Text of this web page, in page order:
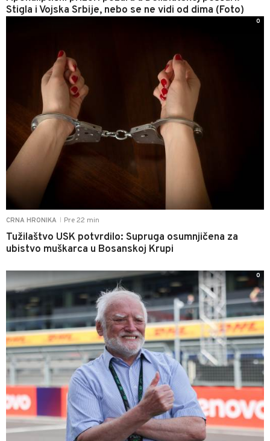
Stigla i Vojska Srbije, nebo se ne vidi od dima (Foto)
CRNA HRONIKA Pre 22 min
Tužilaštvo USK potvrdilo: Supruga osumnjičena za
ubistvo muškarca u Bosanskoj Krupi
0
0